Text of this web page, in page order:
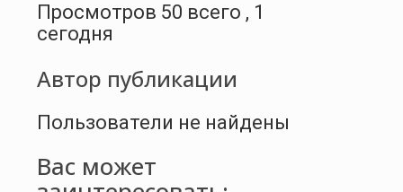
Просмотров 50 всего , 1
сегодня
Автор публикации
Пользователи не найдены
Вас может